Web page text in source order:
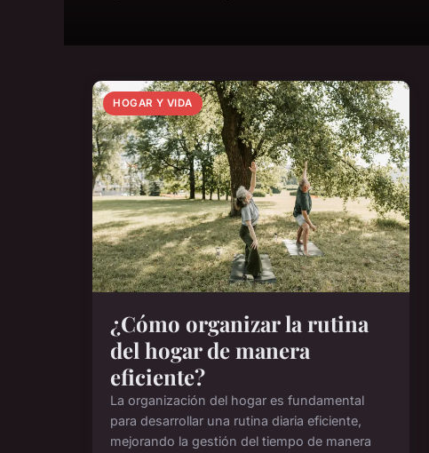
HOGAR Y VIDA
¿Cómo organizar la rutina
del hogar de manera
eficiente?
La organización del hogar es fundamental
para desarrollar una rutina diaria eficiente,
mejorando la gestión del tiempo de manera